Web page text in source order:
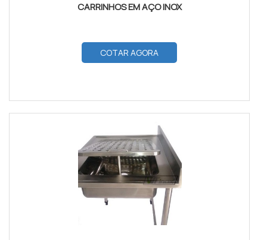
CARRINHOS EM AÇO INOX
COTAR AGORA